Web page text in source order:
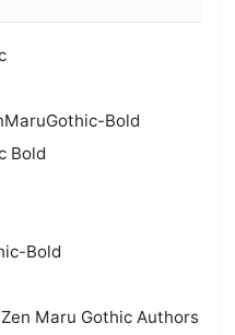
Bold
Bold
Bold
Maru Gothic Authors